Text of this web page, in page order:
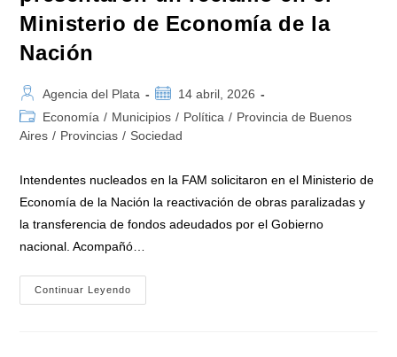
Ministerio de Economía de la
Nación
Autor
de
la
Agencia del Plata
Publicación
de
la
14 abril, 2026
Categoría
de
entrada:
Economía / Municipios / Política / Provincia de Buenos
Aires / Provincias / Sociedad
Intendentes nucleados en la FAM solicitaron en el Ministerio de
Economía de la Nación la reactivación de obras paralizadas y
la transferencia de fondos adeudados por el Gobierno
nacional. Acompañó…
Continuar Leyendo
Se